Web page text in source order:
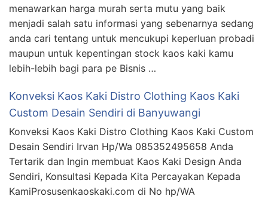
menawarkan harga murah serta mutu yang baik
menjadi salah satu informasi yang sebenarnya sedang
anda cari tentang untuk mencukupi keperluan probadi
maupun untuk kepentingan stock kaos kaki kamu
lebih-lebih bagi para pe Bisnis …
Konveksi Kaos Kaki Distro Clothing Kaos Kaki
Custom Desain Sendiri di Banyuwangi
Konveksi Kaos Kaki Distro Clothing Kaos Kaki Custom
Desain Sendiri Irvan Hp/Wa 085352495658 Anda
Tertarik dan Ingin membuat Kaos Kaki Design Anda
Sendiri, Konsultasi Kepada Kita Percayakan Kepada
KamiProsusenkaoskaki.com di No hp/WA